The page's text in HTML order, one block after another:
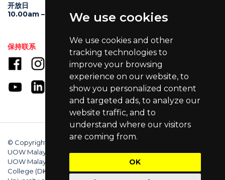
We use cookies
We use cookies and other
tracking technologies to
improve your browsing
experience on our website, to
show you personalized content
and targeted ads, to analyze our
website traffic, and to
understand where our visitors
are coming from.
OK
开放日
10.00am – 5.00pm
保持联系
© Copyright 2025 University of Wollongong Malaysia (DU066(B)),
UOW Malaysia KDU Penang University College (DKU032(P)),
UOW Malaysia KDU College (DK280-01(B)), UOW Malaysia
College (DK070(B)). Australian Provider ID (TEQSA): PRV12062.